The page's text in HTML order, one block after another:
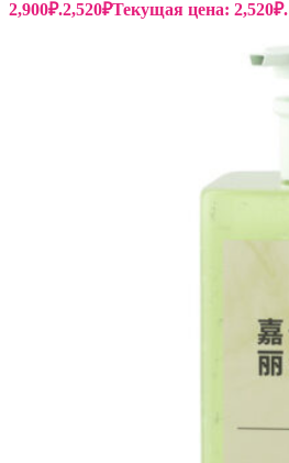
2,900₽.2,520₽Текущая цена: 2,520₽.